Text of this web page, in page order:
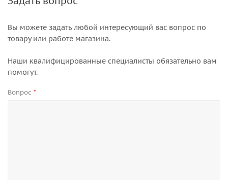
Вы можете задать любой интересующий вас вопрос по
товару или работе магазина.
Наши квалифицированные специалисты обязательно вам
помогут.
Вопрос *